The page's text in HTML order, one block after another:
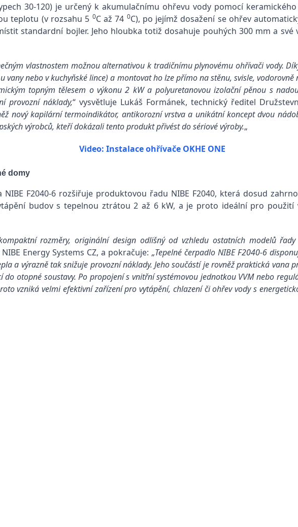
30-120) je určený k akumulačnímu ohřevu vody pomocí
teplotu (v rozsahu 5 0C až 74 0C), po jejímž dosažení se ohřev
standardní bojler. Jeho hloubka totiž dosahuje pouhých 300 mm a
vlastnostem možnou alternativou k tradičnímu plynovému ohřívači vody.
nebo v kuchyňské lince) a montovat ho lze přímo na stěnu, svisle,
topným tělesem o výkonu 2 kW a polyuretanovou izolační pěnou s
provozní náklady,“ vysvětluje Lukáš Formánek, technický ředitel
nový kapilární termoindikátor, antikorozní vrstva a unikátní koncept dvou
výrobců, kteří dokázali tento produkt přivést do sériové výroby.„
Video: Instalace ohřívače OKHE ONE
domy
NIBE F2040-6 rozšiřuje produktovou řadu NIBE F2040, která dosud
budov s tepelnou ztrátou 2 až 6 kW, a je proto ideální pro použití
rozměry, originální design odlišný od vzhledu ostatních modelů
Energy Systems CZ, a pokračuje: „Tepelné čerpadlo NIBE F2040-6
a výrazně tak snižuje provozní náklady. Jeho součástí je rovněž praktická vana
otopné soustavy. Po propojení s vnitřní systémovou jednotkou VVM nebo
vzniká velmi efektivní zařízení pro vytápění, chlazení či ohřev vody s